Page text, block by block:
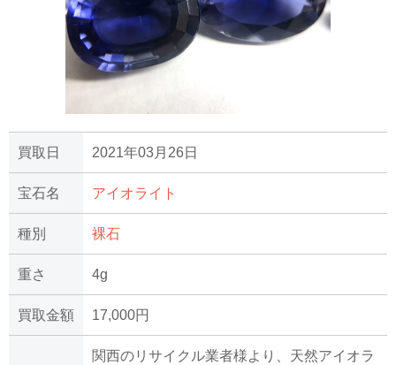
買取日 2021年03月26日
宝石名 アイオライト
種別 裸石
重さ 4g
買取金額 17,000円
関西のリサイクル業者様より、天然アイオラ